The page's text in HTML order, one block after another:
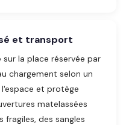
et transport
la place réservée par
chargement selon un
et protège
matelassées
fragiles, des sangles